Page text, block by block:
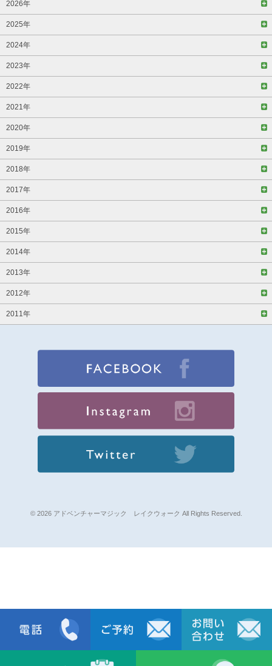
2026年
2025年
2024年
2023年
2022年
2021年
2020年
2019年
2018年
2017年
2016年
2015年
2014年
2013年
2012年
2011年
© 2026 アドベンチャーマジック レイクウォーク All Rights Reserved.